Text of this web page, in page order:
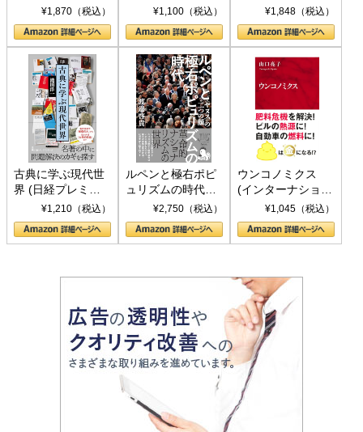
トランプとBRICS
の挑戦
¥1,870（税込）
下、ソ連参戦、そ
して聖断 (PHP新
書)
¥1,100（税込） ¥1,848（税込）
古典に学ぶ現代世
界 (日経プレミア
シリーズ)¥1,210（税込）
ルペンと極右ポピ
ュリズムの時代：
〈ヤヌス〉の二つ
の顔
¥2,750（税込）
ウンコノミクス
(インターナショナ
ル新書)¥1,045（税込）